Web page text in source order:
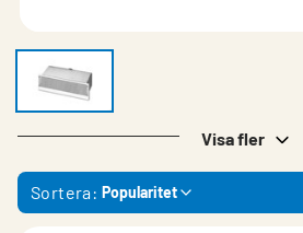
Visa fler
Sortera: Popularitet